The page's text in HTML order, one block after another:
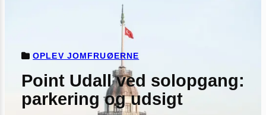
OPLEV JOMFRUØERNE
Point Udall ved solopgang:
parkering og udsigt